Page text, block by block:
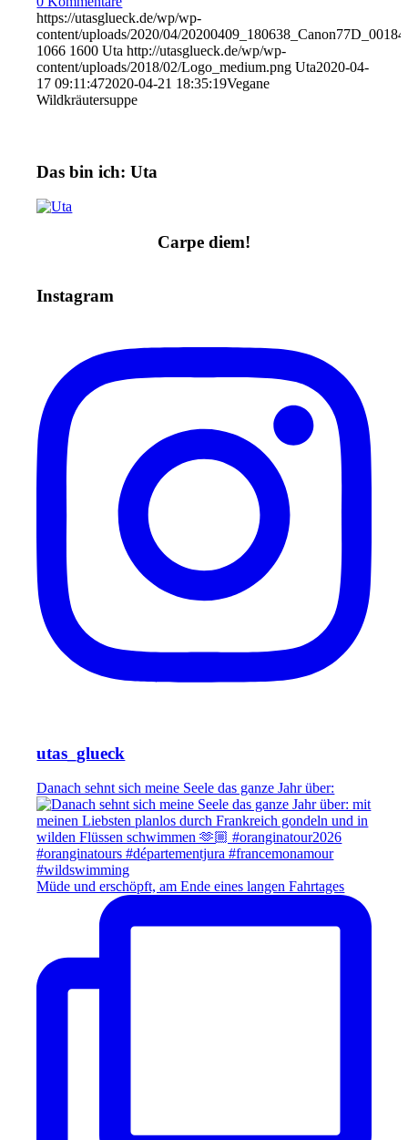
https://utasglueck.de/wp/wp-
content/uploads/2020/04/
1066 1600 Uta http://utasglueck.de/wp/wp-
content/uploads/2018/02/Logo_medium.png Uta2020-04-
17 09:11:472020-04-21 18:35:19Vegane
Wildkräutersuppe
Das bin ich: Uta
Carpe diem!
Instagram
utas_glueck
Danach sehnt sich meine Seele das ganze Jahr über:
Müde und erschöpft, am Ende eines langen Fahrtages